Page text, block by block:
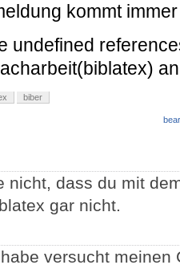
kommt
undefined
biber
nicht, dass du mit
gar nicht.
versucht